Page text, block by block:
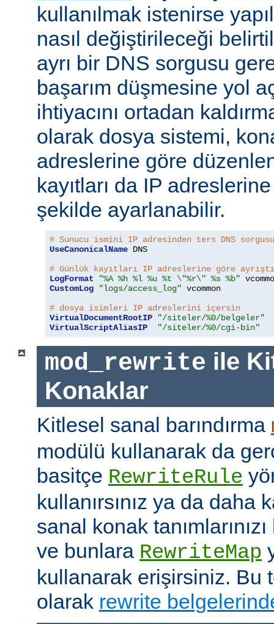
kullanılmak istenirse
nasıl değiştirileceği
ayrı bir DNS sorgusu
başarım düşmesine yol
ihtiyacını ortadan
olarak dosya sistemi,
adreslerine göre
kayıtları da IP
şekilde ayarlanabilir.
# Sunucu ismini IP adresinden ters DNS
UseCanonicalName DNS
# Günlük kayıtları IP adreslerine göre
LogFormat
"%A %h %l %u %t \"%r\" %s %b"
CustomLog
"logs/access_log" vcommon
# dosya isimleri IP adreslerini içersin
VirtualDocumentRootIP
"/siteler/%0/belgeler"
VirtualScriptAliasIP
"/siteler/%0/cgi-bin"
mod_rewrite ile
Konaklar
Kitlesel sanal barındırma
modülü kullanarak da
basitçe RewriteRule
kullanırsınız ya da daha
sanal konak
ve bunlara RewriteMap
kullanarak erişirsiniz. Bu
olarak rewrite